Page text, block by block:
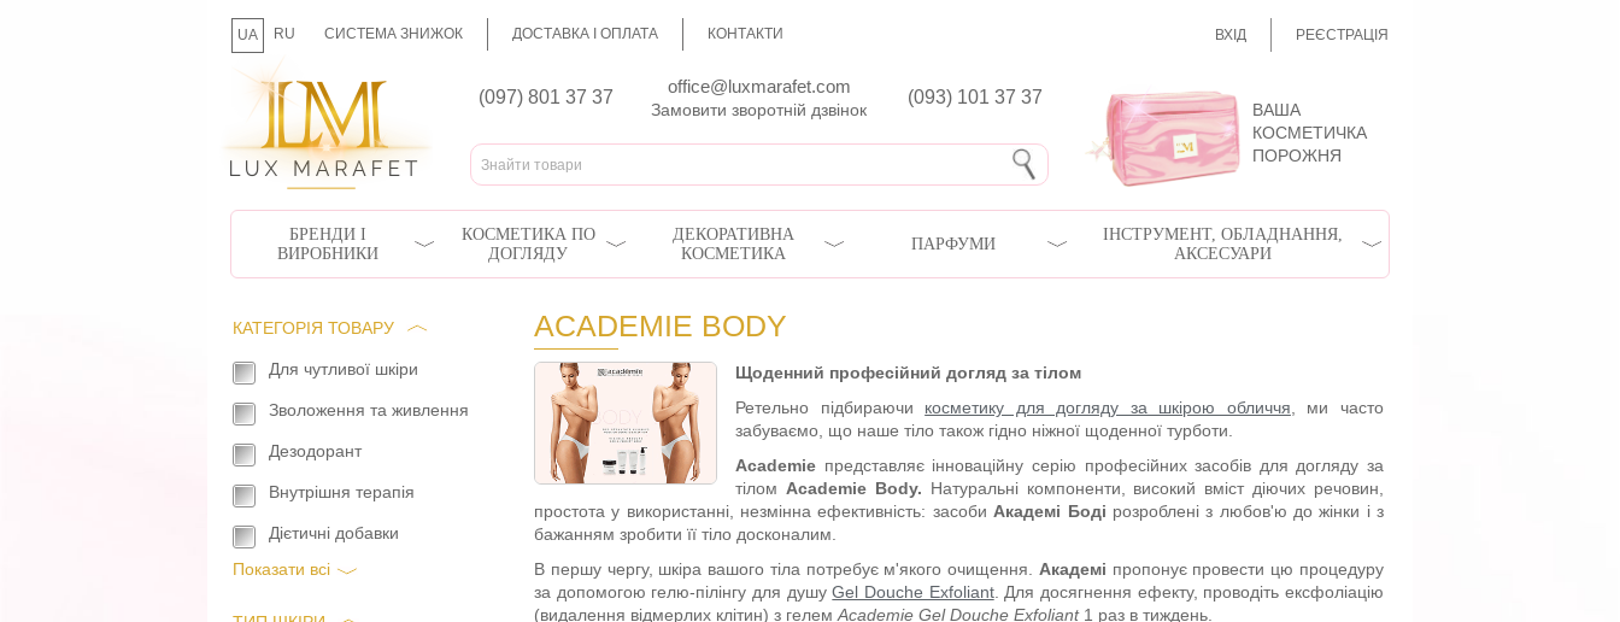
UA RU СИСТЕМА ЗНИЖОК ДОСТАВКА І ОПЛАТА КОНТАКТИ ВХІД РЕЄСТРАЦІЯ
(097) 801 37 37
office@luxmarafet.com
(093) 101 37 37
Замовити зворотній дзвінок
ВАША
КОСМЕТИЧКА
ПОРОЖНЯ
БРЕНДИ І
ВИРОБНИКИ
КОСМЕТИКА ПО
ДОГЛЯДУ
ДЕКОРАТИВНА
КОСМЕТИКА
ПАРФУМИ
ІНСТРУМЕНТ, ОБЛАДНАННЯ,
АКСЕСУАРИ
КАТЕГОРІЯ ТОВАРУ
Для чутливої шкіри
Зволоження та живлення
Дезодорант
Внутрішня терапія
Дієтичні добавки
Показати всi
ACADEMIE BODY
Щоденний професійний догляд за тілом
Ретельно підбираючи косметику для догляду за шкірою обличчя , ми часто
забуваємо, що наше тіло також гідно ніжної щоденної турботи.
Academie представляє інноваційну серію професійних засобів для догляду за
тілом Academie Body. Натуральні компоненти, високий вміст діючих речовин,
простота у використанні, незмінна ефективність: засоби Академі Боді розроблені з любов'ю до жінки і з
бажанням зробити її тіло досконалим.
В першу чергу, шкіра вашого тіла потребує м'якого очищення. Академі пропонує провести цю процедуру
за допомогою гелю-пілінгу для душуGel Douche Exfoliant. Для досягнення ефекту, проводіть ексфоліацію
(видалення відмерлих клітин) з гелем Academie Gel Douche Exfoliant1 раз в тиждень.